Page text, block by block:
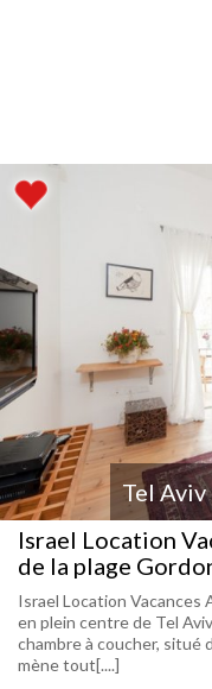
Tel Aviv
Israel Location
de la plage
Israel Location Vacances
en plein centre de Tel
chambre à coucher, situé
mène tout[....]